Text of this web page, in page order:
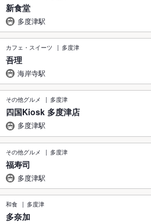
新食堂
多度津駅
カフェ・スイーツ 多度津
吾理
海岸寺駅
その他グルメ 多度津
四国Kiosk 多度津店
多度津駅
その他グルメ 多度津
福寿司
多度津駅
和食 多度津
多奈加